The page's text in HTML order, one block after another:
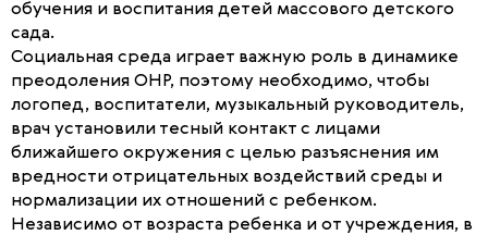
обучения и воспитания детей массового детского
сада.
Социальная среда играет важную роль в динамике
преодоления ОНР, поэтому необходимо, чтобы
логопед, воспитатели, музыкальный руководитель,
врач установили тесный контакт с лицами
ближайшего окружения с целью разъяснения им
вредности отрицательных воздействий среды и
нормализации их отношений с ребенком.
Независимо от возраста ребенка и от учреждения, в